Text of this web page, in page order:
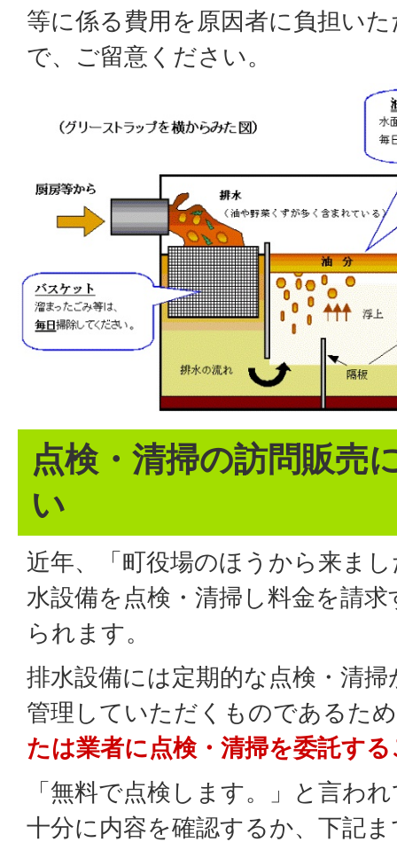
等に係る費用を原因者に負担い
で、ご留意ください。
点検・清掃の訪問販売
い
近年、「町役場のほうから来ま
水設備を点検・清掃し料金を請
られます。
排水設備には定期的な点検・清
管理していただくものであるた
たは業者に点検・清掃を委託す
「無料で点検します。」と言わ
十分に内容を確認するか、下記